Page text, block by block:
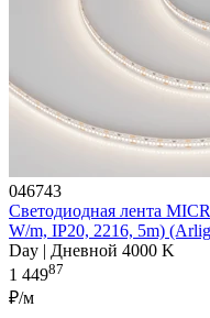
046743
Светодиодная лента
W/m, IP20, 2216, 5m)
Day | Дневной 4000 K
1 44987
₽/м